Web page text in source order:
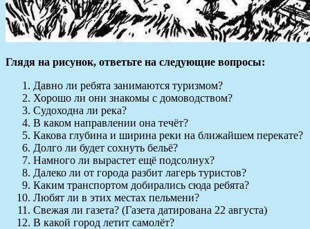
Глядя на рисунок, ответьте на следующие вопросы:
Давно ли ребята занимаются туризмом?
Хорошо ли они знакомы с домоводством?
Судоходна ли река?
В каком направлении она течёт?
Какова глубина и ширина реки на ближайшем перекате?
Долго ли будет сохнуть бельё?
Намного ли вырастет ещё подсолнух?
Далеко ли от города разбит лагерь туристов?
Каким транспортом добирались сюда ребята?
Любят ли в этих местах пельмени?
Свежая ли газета? (Газета датирована 22 августа)
В какой город летит самолёт?